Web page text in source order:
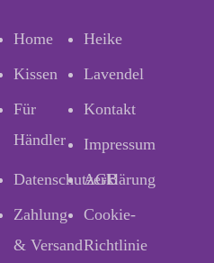
Home
Heike
Kissen
Lavendel
Für
Händler
Kontakt
Impressum
Datenschutzerklärung
AGB
Zahlung
& Versand
Cookie-
Richtlinie